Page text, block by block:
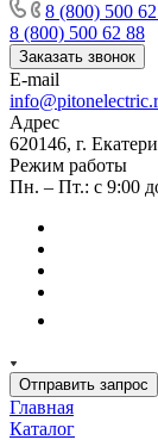
8 (800) 500
8 (800) 500 62 88
Заказать звонок
E-mail
Адрес
620146, г.
Режим работы
Пн. – Пт.: с 9:00
Отправить запрос
Главная
Каталог